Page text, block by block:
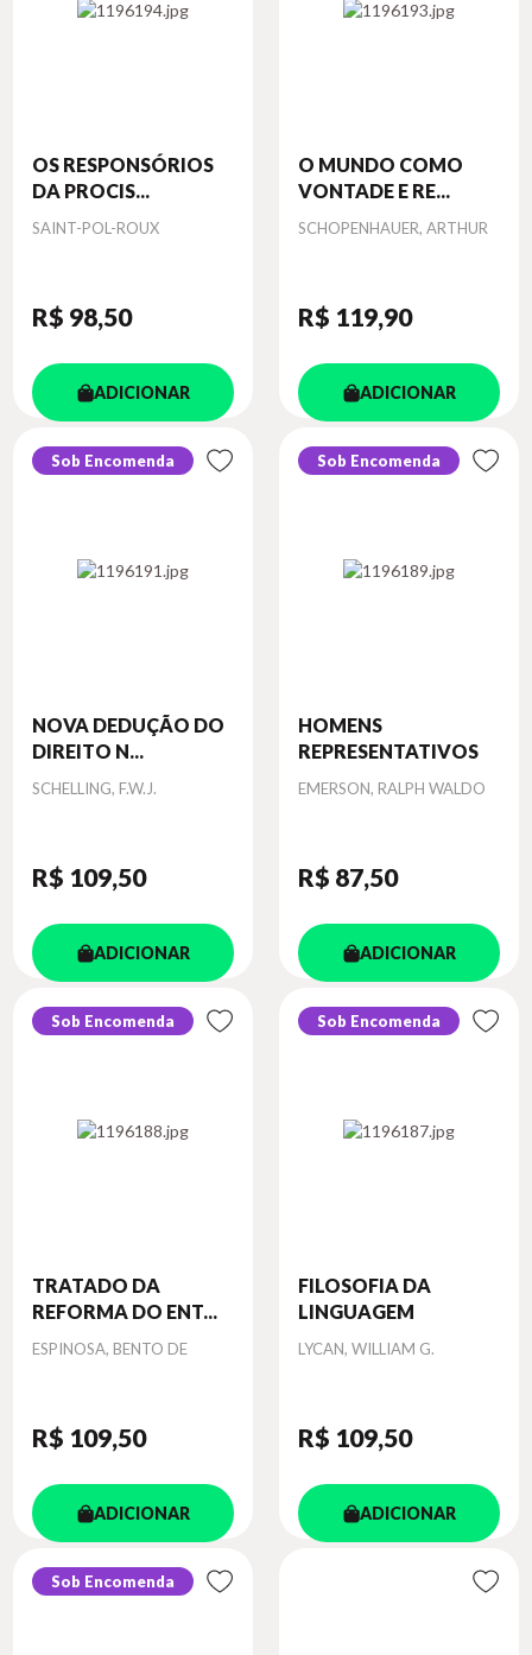
OS RESPONSÓRIOS
DA PROCIS...
Autor
SAINT-POL-ROUX
R$ 98,50
ADICIONAR
O MUNDO COMO
VONTADE E RE...
Autor
SCHOPENHAUER, ARTHUR
R$ 119,90
ADICIONAR
Sob Encomenda
NOVA DEDUÇÃO DO
DIREITO N...
Autor
SCHELLING, F.W.J.
R$ 109,50
ADICIONAR
Sob Encomenda
HOMENS
REPRESENTATIVOS
Autor
EMERSON, RALPH WALDO
R$ 87,50
ADICIONAR
Sob Encomenda
TRATADO DA
REFORMA DO ENT...
Autor
ESPINOSA, BENTO DE
R$ 109,50
ADICIONAR
Sob Encomenda
FILOSOFIA DA
LINGUAGEM
Autor
LYCAN, WILLIAM G.
R$ 109,50
ADICIONAR
Sob Encomenda